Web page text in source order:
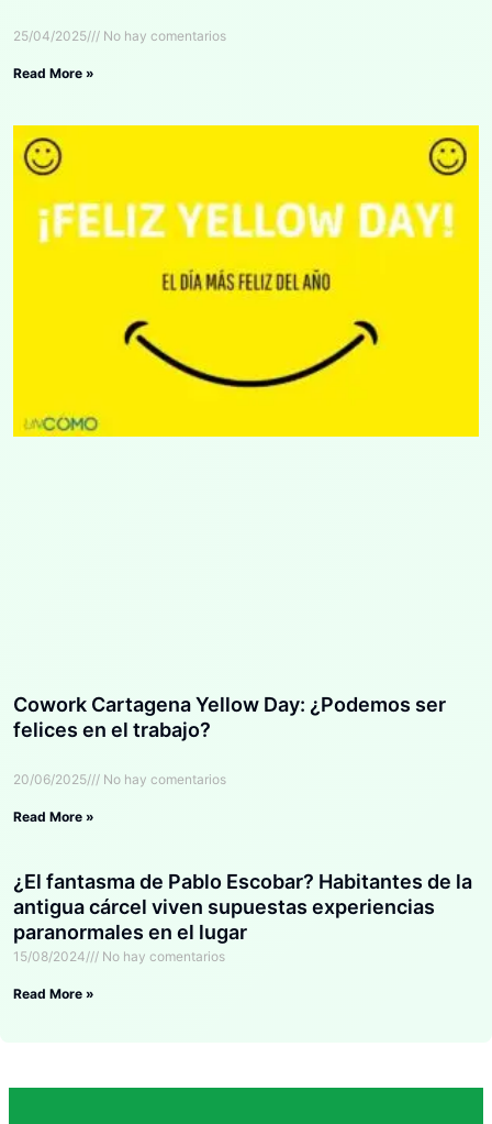
25/04/2025 No hay comentarios
Read More »
Cowork Cartagena Yellow Day: ¿Podemos ser
felices en el trabajo?
20/06/2025 No hay comentarios
Read More »
¿El fantasma de Pablo Escobar? Habitantes de la
antigua cárcel viven supuestas experiencias
paranormales en el lugar
15/08/2024 No hay comentarios
Read More »